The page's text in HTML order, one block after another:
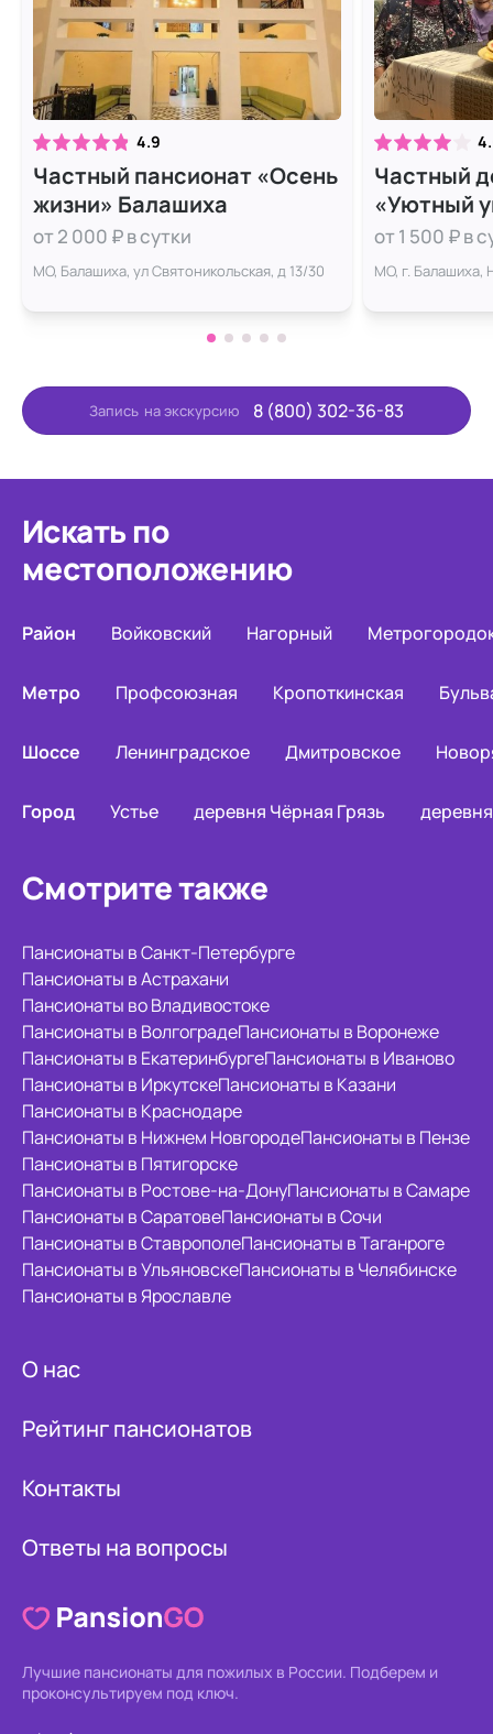
4.9
Частный пансионат «Осень
жизни» Балашиха
от 2 000 ₽ в сутки
МО, Балашиха, ул Святоникольская, д 13/30
Частный
«Уютный
от 1 500 ₽ в
МО, г. Балашиха,
Запись на экскурсию 8 (800) 302-36-83
Искать по
местоположению
Район Войковский Нагорный
Метро Профсоюзная Кропоткинская
Шоссе Ленинградское Дмитровское
Город Устье деревня Чёрная Грязь
Смотрите также
Пансионаты в Санкт-Петербурге
Пансионаты в Астрахани
Пансионаты во Владивостоке
Пансионаты в ВолгоградеПансионаты в Воронеже
Пансионаты в ЕкатеринбургеПансионаты в Иваново
Пансионаты в ИркутскеПансионаты в Казани
Пансионаты в Краснодаре
Пансионаты в Нижнем НовгородеПансионаты в Пензе
Пансионаты в Пятигорске
Пансионаты в Ростове-на-ДонуПансионаты в Самаре
Пансионаты в СаратовеПансионаты в Сочи
Пансионаты в СтаврополеПансионаты в Таганроге
Пансионаты в УльяновскеПансионаты в Челябинске
Пансионаты в Ярославле
О нас
Рейтинг пансионатов
Контакты
Ответы на вопросы
Лучшие пансионаты для пожилых в России. Подберем и
проконсультируем под ключ.